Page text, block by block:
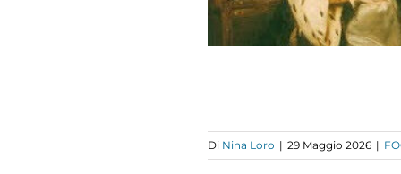
Di Nina Loro | 29 Maggio 2026 |